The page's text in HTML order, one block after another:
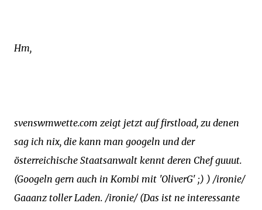
Hm,
svenswmwette.com zeigt jetzt auf firstload, zu denen
sag ich nix, die kann man googeln und der
österreichische Staatsanwalt kennt deren Chef guuut.
(Googeln gern auch in Kombi mit 'OliverG' ;) ) /ironie/
Gaaanz toller Laden. /ironie/ (Das ist ne interessante